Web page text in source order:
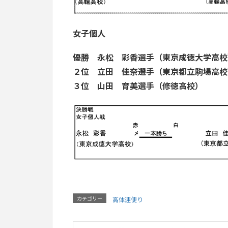
女子個人
優勝 永松 彩香選手（東京成徳大学高
２位 立田 佳奈選手（東京都立駒場高
３位 山田 育美選手（修徳高校）
カテゴリー 高体連便り